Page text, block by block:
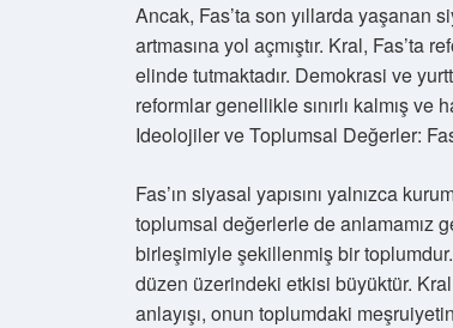
Ancak, Fas’ta son yıllarda yaşanan
artmasına yol açmıştır. Kral, Fas’ta
elinde tutmaktadır. Demokrasi ve
reformlar genellikle sınırlı kalmış ve
Ideolojiler ve Toplumsal Değerler:
Fas’ın siyasal yapısını yalnızca
toplumsal değerlerle de anlamamız
birleşimiyle şekillenmiş bir
düzen üzerindeki etkisi büyüktür.
anlayışı, onun toplumdaki